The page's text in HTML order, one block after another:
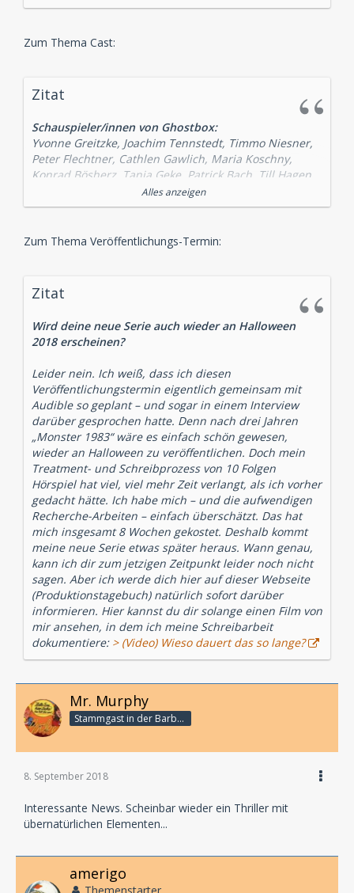
Zum Thema Cast:
Zitat
Schauspieler/innen von Ghostbox:
Yvonne Greitzke, Joachim Tennstedt, Timmo Niesner,
Peter Flechtner, Cathlen Gawlich, Maria Koschny,
Konrad Bösherz, Tanja Geke, Patrick Bach, Till Hagen,
David Turba, Maxi Häcke, Johannes Berenz, Erich
Räuker, Uve Teschner, Anke Reitzenstein, Thomas
Stern, Karlina Klemm, Christoph Banken, Sylta Fee
Wegmann, uva. Noch geheim (wird nach und nach
Produktion:
Mastering
Score / Musikkomposition
Ynie Ray, Produzent: Trevor U. Hurst
Geräuschemacher:
Jörg Klinkenberg
Auftraggeber:Audible Originals
Content Manager:Steffen Wilhelm
Production Manager: Silke Fürderer
PR-Betreung:Silvia Jonas und Hendrik Gerstung
Social Media Manager:Blanka Ringel
Serienschöpfer, Buch und Regie
Ivar Leon Menger
Ivar Leon Menger dankt von Herzen für die großartige,
mentale Unterstützung, sowie für eure unglaubliche
Recherche-Hilfe. Danke für eure Zeit und die vielen
Tipps: John Beckmann, Steffen Wilhelm, Tommi
Schneefuß, Uwe Urbas, Nico Zingelmann, Michael
Polle, Dr. Daniel Gütlich, KOK Christian Spieß, Karsten
Schäfer, Thomas Plum, Frank Boldewin, Andi
Nadine und meiner Tochter Ava, die mich während
unterstützt und so viel Verständnis für einen
verrückten, nicht immer so gut gelaunten Autor
Alles anzeigen
Zum Thema Veröffentlichungs-Termin:
Zitat
Wird deine neue Serie auch wieder an Halloween
2018 erscheinen?
Leider nein. Ich weiß, dass ich diesen
Veröffentlichungstermin eigentlich gemeinsam mit
Audible so geplant – und sogar in einem Interview
darüber gesprochen hatte. Denn nach drei Jahren
„Monster 1983“ wäre es einfach schön gewesen,
wieder an Halloween zu veröffentlichen. Doch mein
Treatment- und Schreibprozess von 10 Folgen
Hörspiel hat viel, viel mehr Zeit verlangt, als ich vorher
gedacht hätte. Ich habe mich – und die aufwendigen
Recherche-Arbeiten – einfach überschätzt. Das hat
mich insgesamt 8 Wochen gekostet. Deshalb kommt
meine neue Serie etwas später heraus. Wann genau,
kann ich dir zum jetzigen Zeitpunkt leider noch nicht
sagen. Aber ich werde dich hier auf dieser Webseite
(Produktionstagebuch) natürlich sofort darüber
informieren. Hier kannst du dir solange einen Film von
mir ansehen, in dem ich meine Schreibarbeit
dokumentiere: > (Video) Wieso dauert das so lange?
Mr. Murphy
Stammgast in der Barbarabar
8. September 2018
Interessante News. Scheinbar wieder ein Thriller mit
übernatürlichen Elementen...
amerigo